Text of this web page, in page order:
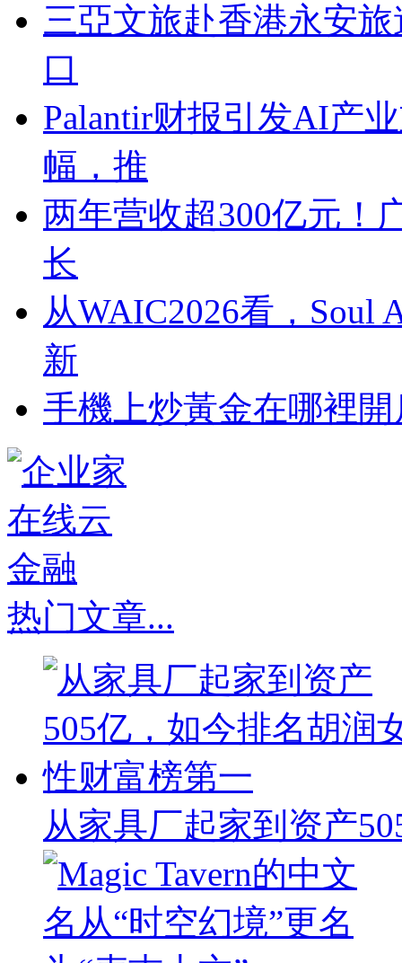
三亞文旅赴香港永安
口
Palantir财报引发AI产
幅，推
两年营收超300亿元！
长
从WAIC2026看，Soul
新
手機上炒黃金在哪裡
热门文章...
从家具厂起家到资产